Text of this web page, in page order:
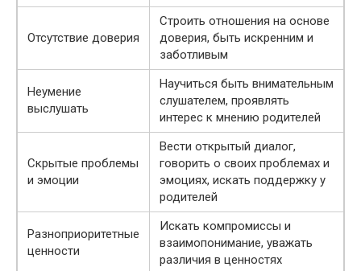
Отсутствие доверия
Строить отношения на основе
доверия, быть искренним и
заботливым
Неумение
выслушать
Научиться быть внимательным
слушателем, проявлять
интерес к мнению родителей
Скрытые проблемы
и эмоции
Вести открытый диалог,
говорить о своих проблемах и
эмоциях, искать поддержку у
родителей
Разноприоритетные
ценности
Искать компромиссы и
взаимопонимание, уважать
различия в ценностях